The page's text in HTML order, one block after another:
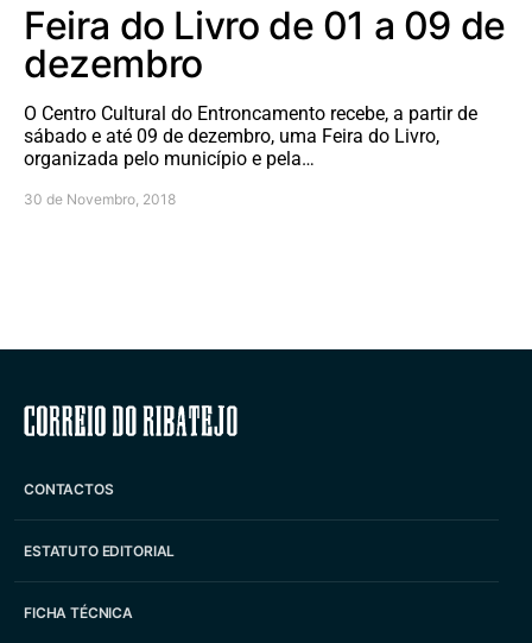
Feira do Livro de 01 a 09 de
dezembro
O Centro Cultural do Entroncamento recebe, a partir de
sábado e até 09 de dezembro, uma Feira do Livro,
organizada pelo município e pela…
30 de Novembro, 2018
Correio do Ribatejo
CONTACTOS
ESTATUTO EDITORIAL
FICHA TÉCNICA